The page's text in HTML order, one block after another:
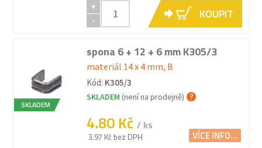
+
-
KOUPIT
SKLADEM
spona 6 + 12 + 6 mm K305/3
materiál 14 x 4 mm, B
Kód: K305/3
SKLADEM (není na prodejně)
4.80 Kč / ks
3.97 Kč bez DPH VÍCE INFO...